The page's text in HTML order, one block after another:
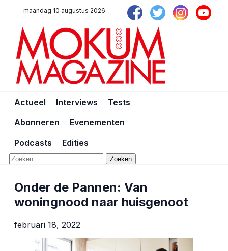
maandag 10 augustus 2026
Actueel Interviews
Tests
Abonneren
Evenementen
Podcasts
Edities
Zoeken
Onder de Pannen: Van
woningnood naar huisgenoot
februari 18, 2022